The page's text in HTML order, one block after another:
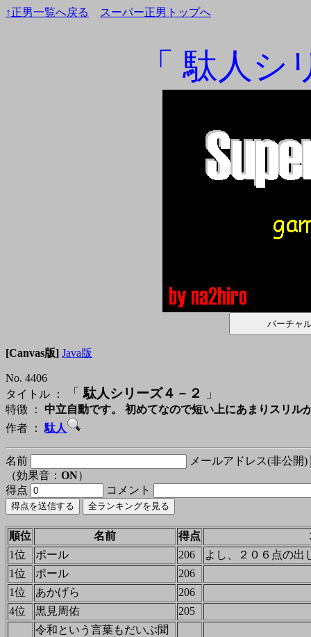
↑正男一覧へ戻る スーパー正男トップへ
「 駄人シ
[Canvas版] Java版
No. 4406
タイトル ：
「駄人シリーズ４－２ 」
特徴 ： 中立自動です。 初めてなので短い上にあまりスリ
作者 ： 駄人
名前
メールアドレス(非公開)
（効果音： ON）
得点
コメント
順位 名前 得点
1位
ポール 206
よし、２０６点の出
1位
ポール
206
1位
あかげら
206
4位
黒見周佑 205
令和という言葉もだいぶ聞